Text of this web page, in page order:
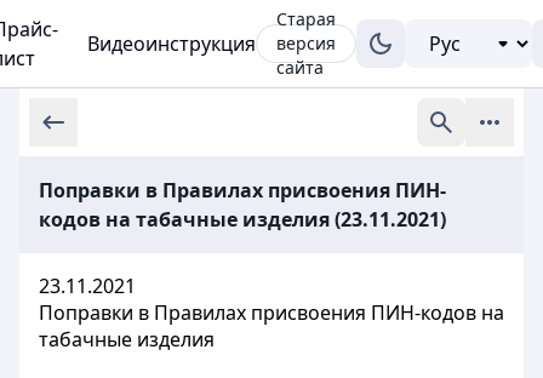
Видеоинструкция
Старая
версия
сайта
Поправки в Правилах присвоения ПИН-
кодов на табачные изделия (23.11.2021)
23.11.2021
Поправки в Правилах присвоения ПИН-кодов на
табачные изделия